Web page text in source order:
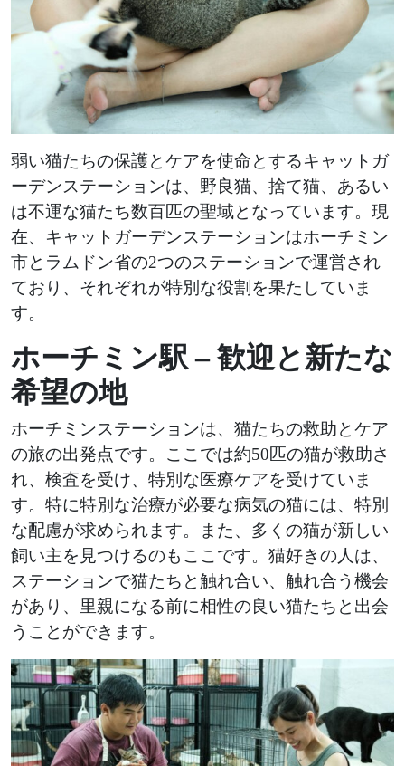
弱い猫たちの保護とケアを使命とするキャットガ
ーデンステーションは、野良猫、捨て猫、あるい
は不運な猫たち数百匹の聖域となっています。現
在、キャットガーデンステーションはホーチミン
市とラムドン省の2つのステーションで運営され
ており、それぞれが特別な役割を果たしていま
す。
ホーチミン駅 – 歓迎と新たな
希望の地
ホーチミンステーションは、猫たちの救助とケア
の旅の出発点です。ここでは約50匹の猫が救助さ
れ、検査を受け、特別な医療ケアを受けていま
す。特に特別な治療が必要な病気の猫には、特別
な配慮が求められます。また、多くの猫が新しい
飼い主を見つけるのもここです。猫好きの人は、
ステーションで猫たちと触れ合い、触れ合う機会
があり、里親になる前に相性の良い猫たちと出会
うことができます。